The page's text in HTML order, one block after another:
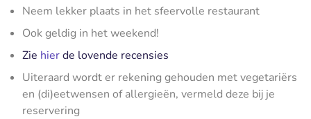
Neem lekker plaats in het sfeervolle restaurant
Ook geldig in het weekend!
Zie hierde lovende recensies
Uiteraard wordt er rekening gehouden met vegetariërs
en (di)eetwensen of allergieën, vermeld deze bij je
reservering